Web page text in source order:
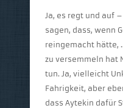
Ja, es regt und auf
sagen, dass, wenn
reingemacht hätte,
zu versemmeln hat
tun. Ja, vielleicht
Fahrigkeit, aber
dass Aytekin dafür